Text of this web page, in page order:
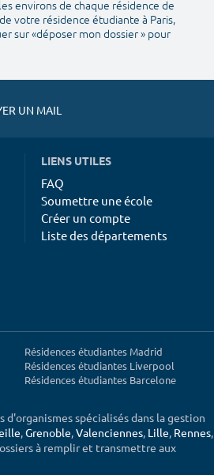
environs de chaque résidence de
votre résidence étudiante à Paris,
sur «déposer mon dossier » pour
UN MAIL
LIENS UTILES
FAQ
Soumettre une école
Créer un compte
Liste des départements
Résidences étudiantes Madrid
Résidences étudiantes Liverpool
Résidences étudiantes Barcelone
d'organismes spécialisés dans la gestion
,Grenoble,Valenciennes, Lille, Rennes,
à remplir et transmettre aux